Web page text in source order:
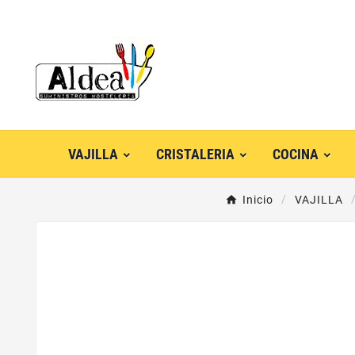
VAJILLA CRISTALERIA COCINA
Inicio VAJILLA